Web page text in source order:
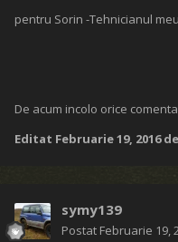
pentru Sorin -Tehnicianul
De acum incolo orice
Editat Februarie 19, 2016
symy139
Postat Februarie 19,